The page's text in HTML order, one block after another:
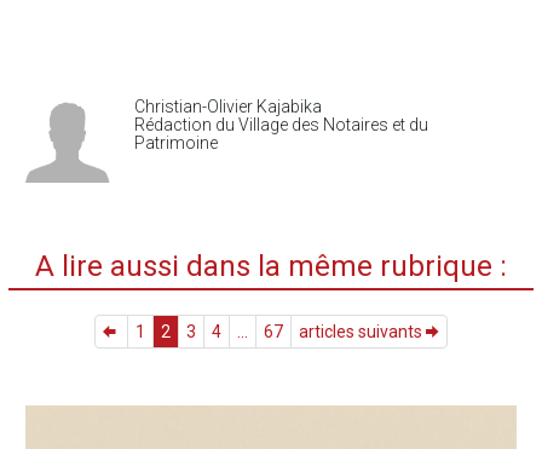
Christian-Olivier Kajabika
Rédaction du Village des Notaires et du
Patrimoine
A lire aussi dans la même rubrique :
1 2 3 4 67 articles suivants